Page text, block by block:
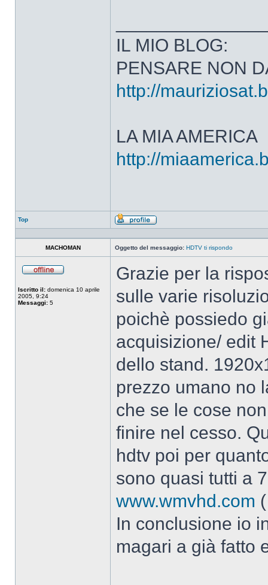
IL MIO BLOG:
PENSARE NON
http://
LA MIA AMERICA
http://
Top
Profilo
MACHOMAN Oggetto del messaggio: HDTV ti rispondo
Iscritto il: domenica 10 aprile
2005, 9:24
Messaggi: 5
Grazie per la
sulle varie
poichè possiedo
acquisizione/ edit
dello stand.
prezzo umano no
che se le cose
finire nel cesso.
hdtv poi per
sono quasi tutti a
www.wmvhd.com
In conclusione io
magari a già fatto